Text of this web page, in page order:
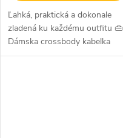
Ľahká, praktická a dokonale
zladená ku každému outfitu 👜
Dámska crossbody kabelka
Beagles Brunete v svetlosivej